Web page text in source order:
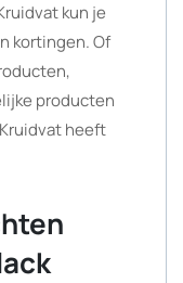
kun je
kortingen. Of
producten
heeft